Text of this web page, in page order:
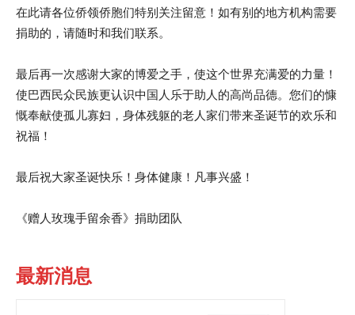
在此请各位侨领侨胞们特别关注留意！如有别的地方机构需要
捐助的，请随时和我们联系。
最后再一次感谢大家的博爱之手，使这个世界充满爱的力量！
使巴西民众民族更认识中国人乐于助人的高尚品德。您们的慷
慨奉献使孤儿寡妇，身体残躯的老人家们带来圣诞节的欢乐和
祝福！
最后祝大家圣诞快乐！身体健康！凡事兴盛！
《赠人玫瑰手留余香》捐助团队
最新消息